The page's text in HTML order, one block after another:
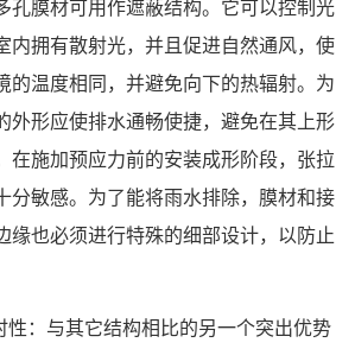
孔膜材可用作遮蔽结构。它可以控制光
内拥有散射光，并且促进自然通风，使
的温度相同，并避免向下的热辐射。为
外形应使排水通畅使捷，避免在其上形
在施加预应力前的安装成形阶段，张拉
分敏感。为了能将雨水排除，膜材和接
缘也必须进行特殊的细部设计，以防止
性：与其它结构相比的另一个突出优势